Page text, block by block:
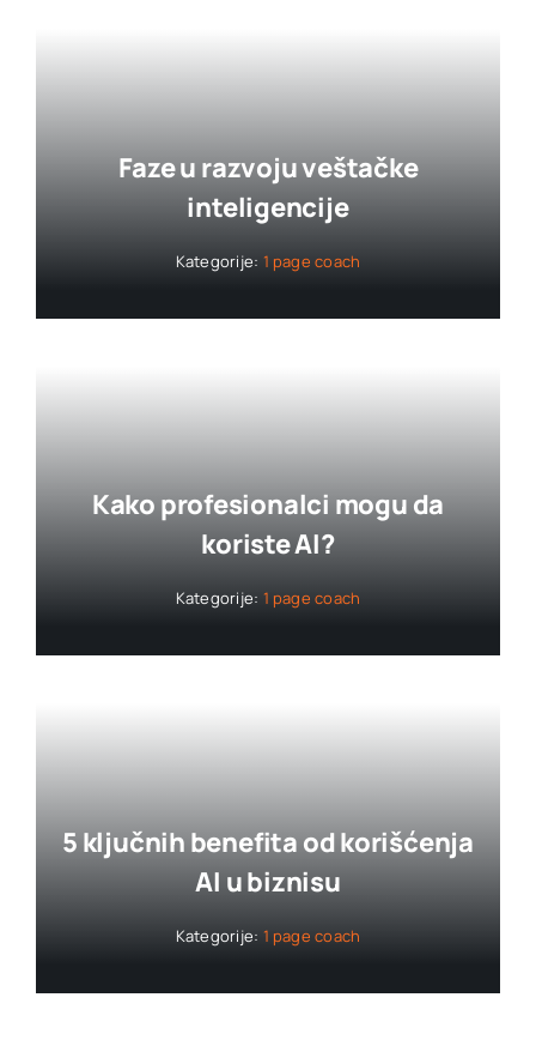
Faze u razvoju veštačke
inteligencije
Kategorije: 1 page coach
Kako profesionalci mogu da
koriste AI?
Kategorije: 1 page coach
5 ključnih benefita od korišćenja
AI u biznisu
Kategorije: 1 page coach